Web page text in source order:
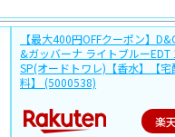
【最大400円OFFクーポン】
&ガッバーナ ライトブルー
SP(オードトワレ)【香水】【
料】 (5000538)
楽